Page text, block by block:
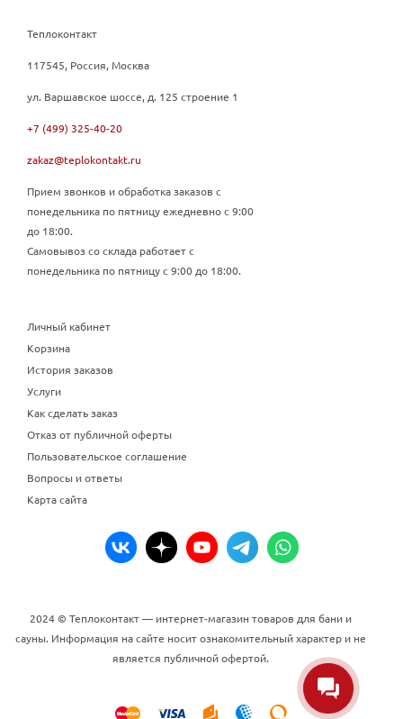
Теплоконтакт
117545, Россия, Москва
ул. Варшавское шоссе, д. 125 строение 1
+7 (499) 325-40-20
zakaz@teplokontakt.ru
Прием звонков и обработка заказов с
понедельника по пятницу ежедневно с 9:00
до 18:00.
Самовывоз со склада работает с
понедельника по пятницу с 9:00 до 18:00.
Личный кабинет
Корзина
История заказов
Услуги
Как сделать заказ
Отказ от публичной оферты
Пользовательское соглашение
Вопросы и ответы
Карта сайта
2024 © Теплоконтакт — интернет-магазин товаров для бани и
сауны. Информация на сайте носит ознакомительный характер и не
является публичной офертой.